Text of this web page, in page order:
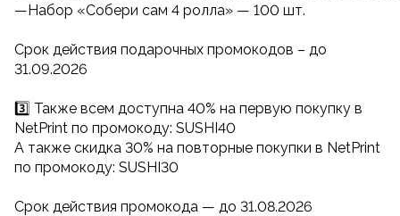
—Набор «Собери сам 4 ролла» — 100 шт.
Срок действия подарочных промокодов – до
31.09.2026
3️⃣ Также всем доступна 40% на первую покупку в
NetPrint по промокоду: SUSHI40
А также скидка 30% на повторные покупки в NetPrint
по промокоду: SUSHI30
Cрок действия промокода — до 31.08.2026